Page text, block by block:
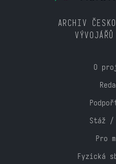
ARCHIV
O
Stáž /
Pro
Fyzická